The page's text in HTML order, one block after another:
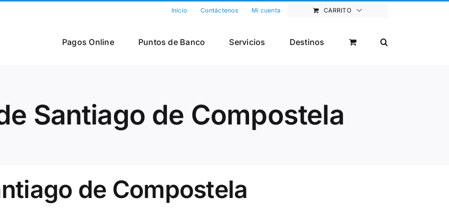
Inicio Contáctenos Mi cuenta CARRITO
Pagos Online Puntos de Banco Servicios Destinos
Santiago de Compostela
de Compostela